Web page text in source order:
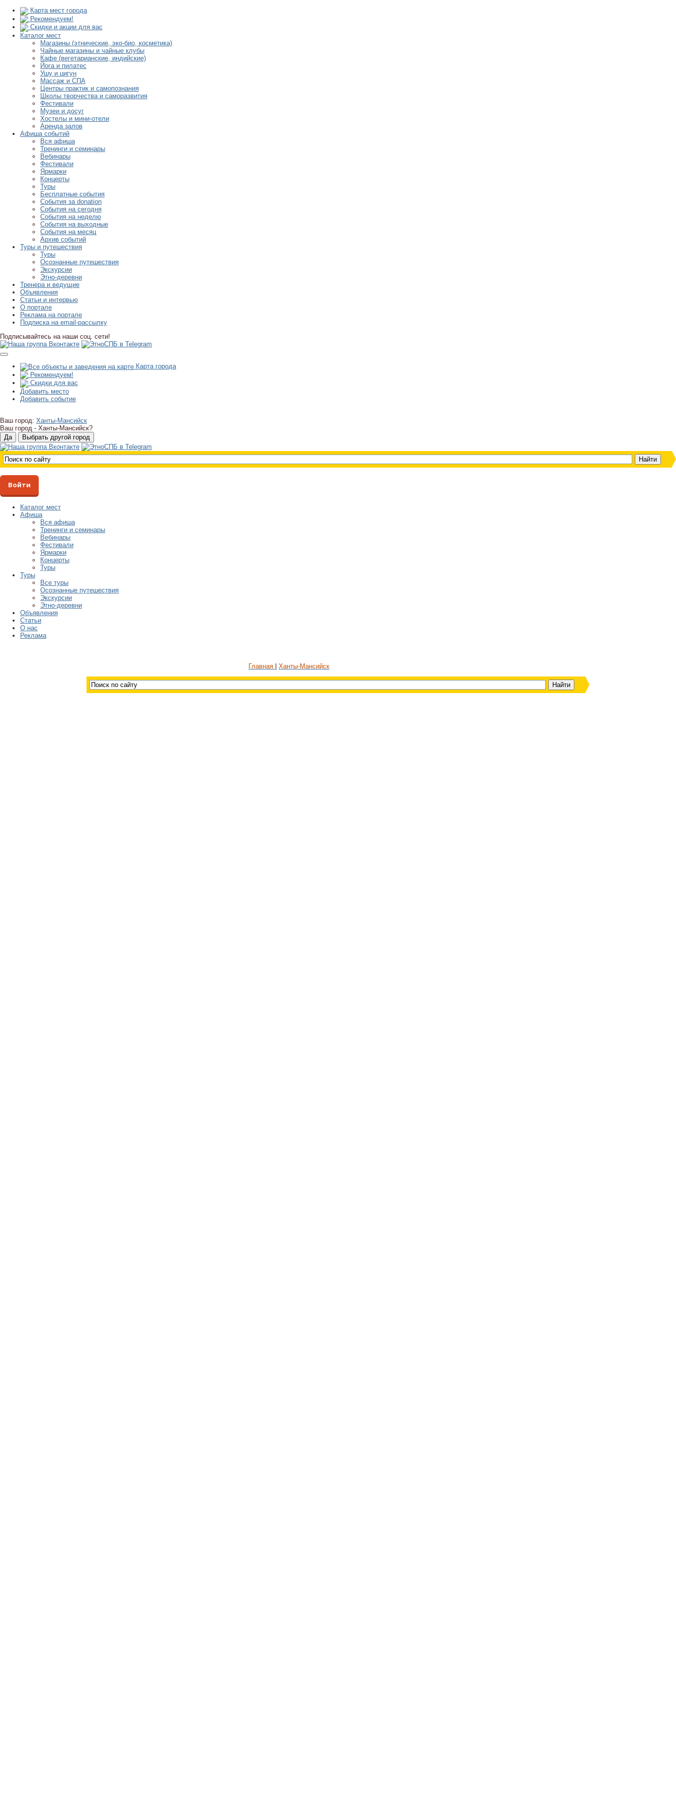
Карта мест города
Рекомендуем!
Скидки и акции для вас
Каталог мест
Магазины (этнические, эко-био, косметика)
Чайные магазины и чайные клубы
Кафе (вегетарианские, индийские)
Йога и пилатес
Ушу и цигун
Массаж и СПА
Центры практик и самопознания
Школы творчества и саморазвития
Фестивали
Музеи и досуг
Хостелы и мини-отели
Аренда залов
Афиша событий
Вся афиша
Тренинги и семинары
Вебинары
Фестивали
Ярмарки
Концерты
Туры
Бесплатные события
События за donation
События на сегодня
События на неделю
События на выходные
События на месяц
Архив событий
Туры и путешествия
Туры
Осознанные путешествия
Экскурсии
Этно-деревни
Тренера и ведущие
Объявления
Статьи и интервью
О портале
Реклама на портале
Подписка на email-рассылку
Подписывайтесь на наши соц. сети!
Карта города
Рекомендуем!
Скидки для вас
Добавить место
Добавить событие
Ваш город: Ханты-Мансийск
Ваш город - Ханты-Мансийск?
Войти
Каталог мест
Афиша
Вся афиша
Тренинги и семинары
Вебинары
Фестивали
Ярмарки
Концерты
Туры
Туры
Все туры
Осознанные путешествия
Экскурсии
Этно-деревни
Объявления
Статьи
О нас
Реклама
Главная Ханты-Мансийск